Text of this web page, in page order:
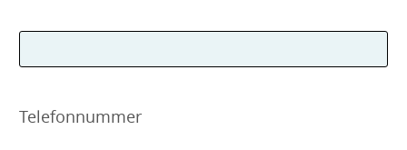
Telefonnummer